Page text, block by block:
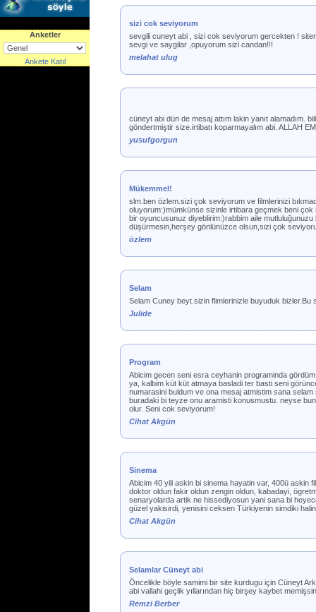
Anketler
Ankete Katıl
sizi cok seviyorum
sevgili cuneyt abi , sizi cok seviyorum gercekten !
sevgi ve saygilar ,opuyorum sizi candan!!!
melahat ulug
cüneyt abi dün de mesaj attım lakin yanıt alamadım.
göndertmiştir size.irtibatı koparmayalım abi. ALLAH
yusufgorgun
Mükemmel!
slm.ben özlem.sizi çok seviyorum ve filmlerinizi
oluyorum:)mümkünse sizinle irtibara geçmek beni
bir oyuncusunuz diyeblirim:)rabbim aile
düşürmesin,herşey gönlünüzce olsun,sizi çok
özlem
Selam
Selam Cuney beyt.sizin flimlerinizle buyuduk
Julide
Program
Abicim gecen seni esra ceyhanin programinda
ya, kalbim küt küt atmaya basladi ter basti seni
numarasini buldum ve ona mesaj atmistim sana
buradaki bi teyze onu aramisti konusmustu. neyse
olur. Seni cok seviyorum!
Cihat Akgün
Sinema
Abicim 40 yili askin bi sinema hayatin var, 400ü askin
doktor oldun fakir oldun zengin oldun, kabadayi,
senaryolarda artik ne hissediyosun yani sana bi
güzel yakisirdi, yenisini ceksen Türkiyenin simdiki
Cihat Akgün
Selamlar Cüneyt abi
Öncelikle böyle samimi bir site kurdugu için Cüneyt
abi vallahi geçlik yıllarından hiç birşey kaybet
Remzi Berber